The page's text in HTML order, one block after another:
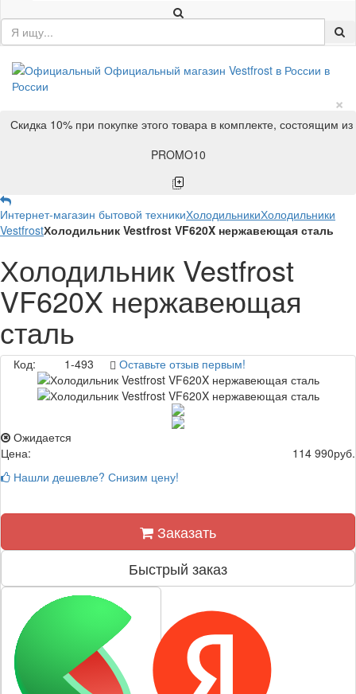
×
Скидка 10% при покупке этого товара в комплекте, состоящим
PROMO10
Интернет-магазин бытовой техникиХолодильникиХолодильники
VestfrostХолодильник Vestfrost VF620X нержавеющая сталь
Холодильник Vestfrost
VF620X нержавеющая
сталь
Код: 1-493 Оставьте отзыв первым!
Ожидается
Цена:
114 990руб.
Нашли дешевле? Снизим цену!
Заказать
Быстрый заказ